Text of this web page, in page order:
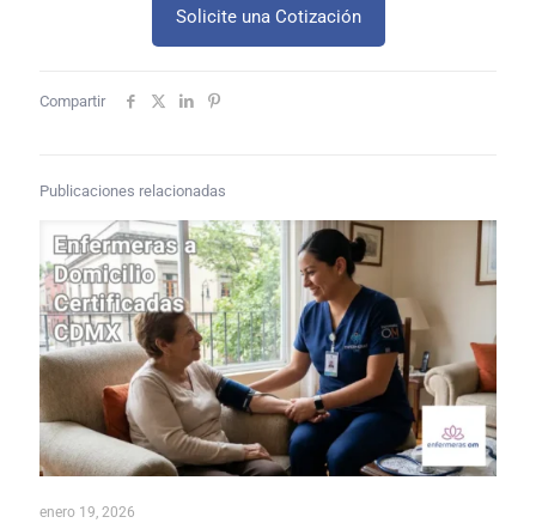
Solicite una Cotización
Compartir
Publicaciones relacionadas
enero 19, 2026